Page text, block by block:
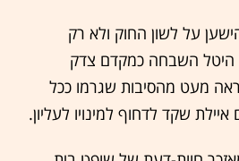
על לשון החוק ולא רק
היטל השבחה כמקדם צדק
מעט מהסיבות שגרמו ככל
שקד לדחוף למינויו לעליון.